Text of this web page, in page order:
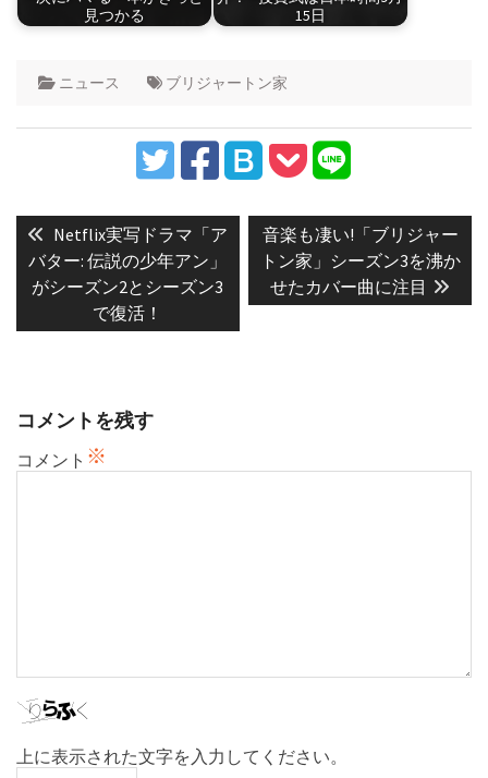
見つかる
15日
ニュース ブリジャートン家
稿
ナ
ビ
ン
Previous
post:
Netflix実写ドラマ「ア
バター: 伝説の少年アン」
がシーズン2とシーズン3
で復活！
Next
post:
音楽も凄い!「ブリジャー
トン家」シーズン3を沸か
せたカバー曲に注目
コメントを残す
コメント ※
上に表示された文字を入力してください。